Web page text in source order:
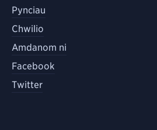
Pynciau
Chwilio
Amdanom ni
Facebook
Twitter